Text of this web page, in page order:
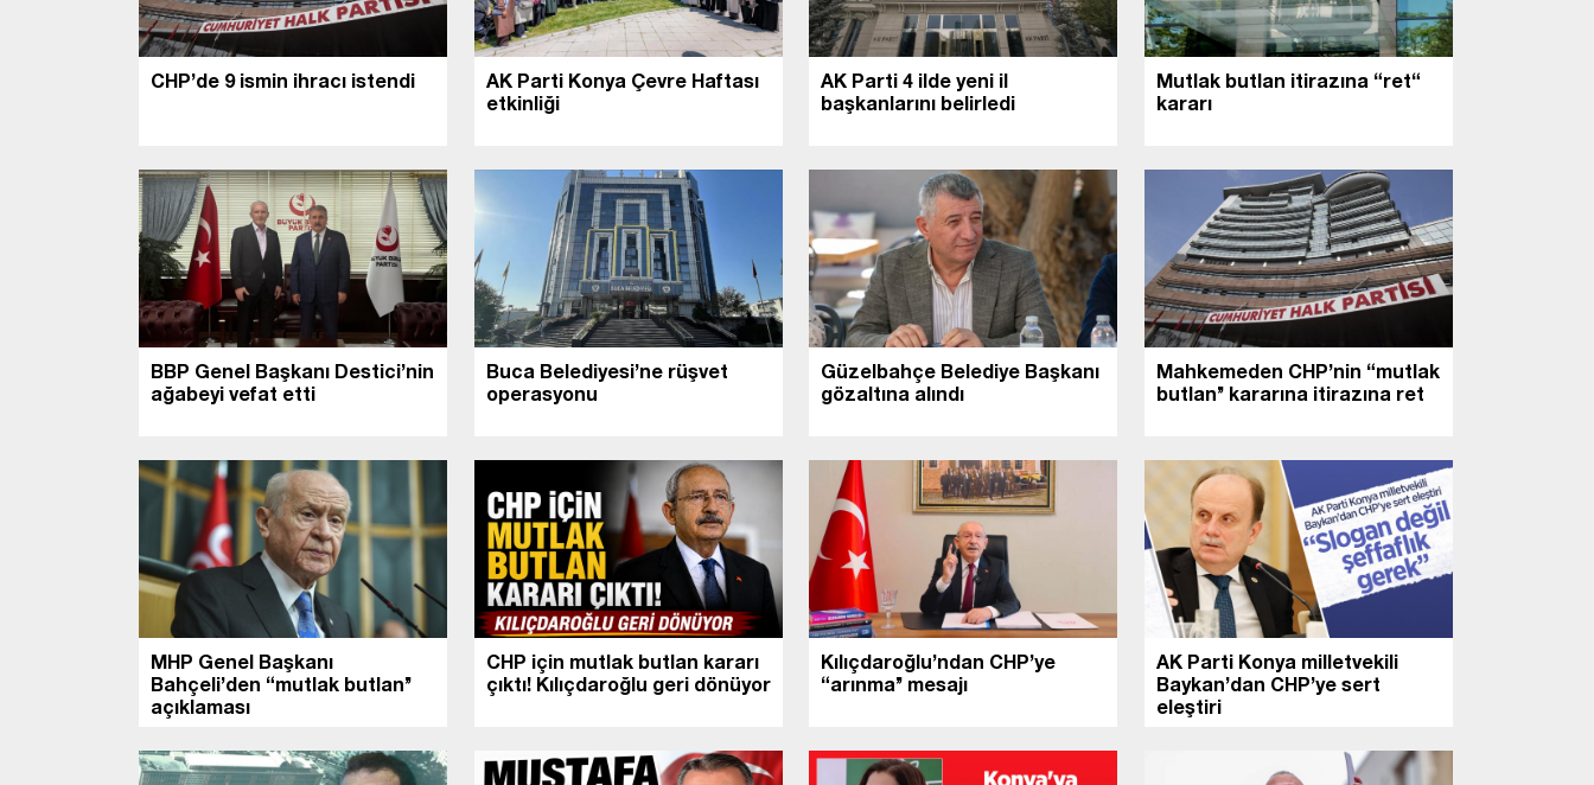
CHP’de 9 ismin ihracı istendi
AK Parti Konya Çevre Haftası
etkinliği
AK Parti 4 ilde yeni il
başkanlarını belirledi
Mutlak butlan itirazına “ret“
kararı
BBP Genel Başkanı Destici’nin
ağabeyi vefat etti
Buca Belediyesi’ne rüşvet
operasyonu
Güzelbahçe Belediye Başkanı
gözaltına alındı
Mahkemeden CHP’nin “mutlak
butlan’’ kararına itirazına ret
MHP Genel Başkanı
Bahçeli’den “mutlak butlan’’
açıklaması
CHP için mutlak butlan kararı
çıktı! Kılıçdaroğlu geri dönüyor
Kılıçdaroğlu’ndan CHP’ye
“arınma’’ mesajı
AK Parti Konya milletvekili
Baykan’dan CHP’ye sert
eleştiri